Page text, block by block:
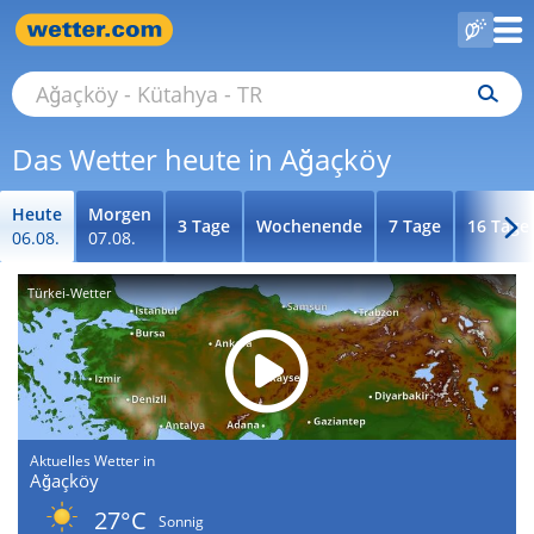
Das Wetter heute in Ağaçköy
Heute
06.08.
Morgen
07.08.
3 Tage Wochenende 7 Tage 16 Tage
Türkei-Wetter
Aktuelles Wetter in
Ağaçköy
27°C
Sonnig